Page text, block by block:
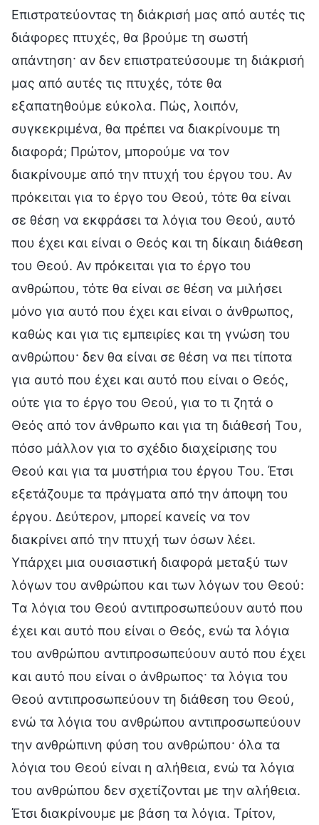
Επιστρατεύοντας τη διάκρισή μας από αυτές τις
διάφορες πτυχές, θα βρούμε τη σωστή
απάντηση· αν δεν επιστρατεύσουμε τη διάκρισή
μας από αυτές τις πτυχές, τότε θα
εξαπατηθούμε εύκολα. Πώς, λοιπόν,
συγκεκριμένα, θα πρέπει να διακρίνουμε τη
διαφορά; Πρώτον, μπορούμε να τον
διακρίνουμε από την πτυχή του έργου του. Αν
πρόκειται για το έργο του Θεού, τότε θα είναι
σε θέση να εκφράσει τα λόγια του Θεού, αυτό
που έχει και είναι ο Θεός και τη δίκαιη διάθεση
του Θεού. Αν πρόκειται για το έργο του
ανθρώπου, τότε θα είναι σε θέση να μιλήσει
μόνο για αυτό που έχει και είναι ο άνθρωπος,
καθώς και για τις εμπειρίες και τη γνώση του
ανθρώπου· δεν θα είναι σε θέση να πει τίποτα
για αυτό που έχει και αυτό που είναι ο Θεός,
ούτε για το έργο του Θεού, για το τι ζητά ο
Θεός από τον άνθρωπο και για τη διάθεσή Του,
πόσο μάλλον για το σχέδιο διαχείρισης του
Θεού και για τα μυστήρια του έργου Του. Έτσι
εξετάζουμε τα πράγματα από την άποψη του
έργου. Δεύτερον, μπορεί κανείς να τον
διακρίνει από την πτυχή των όσων λέει.
Υπάρχει μια ουσιαστική διαφορά μεταξύ των
λόγων του ανθρώπου και των λόγων του Θεού:
Τα λόγια του Θεού αντιπροσωπεύουν αυτό που
έχει και αυτό που είναι ο Θεός, ενώ τα λόγια
του ανθρώπου αντιπροσωπεύουν αυτό που έχει
και αυτό που είναι ο άνθρωπος· τα λόγια του
Θεού αντιπροσωπεύουν τη διάθεση του Θεού,
ενώ τα λόγια του ανθρώπου αντιπροσωπεύουν
την ανθρώπινη φύση του ανθρώπου· όλα τα
λόγια του Θεού είναι η αλήθεια, ενώ τα λόγια
του ανθρώπου δεν σχετίζονται με την αλήθεια.
Έτσι διακρίνουμε με βάση τα λόγια. Τρίτον,